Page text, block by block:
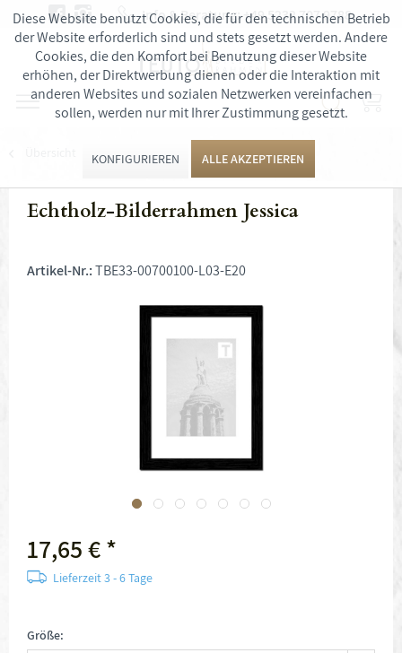
Info & Beratung:+49 5232 707 9788
Bilderrahmen
Echtholz-Bilderrahmen Jessica
Artikel-Nr.:TBE33-00700100-L03-E20
17,65 € *
Lieferzeit 3 - 6 Tage
Größe:
Diese Website benutzt Cookies, die für den technischen Betrieb
der Website erforderlich sind und stets gesetzt werden. Andere
Cookies, die den Komfort bei Benutzung dieser Website
erhöhen, der Direktwerbung dienen oder die Interaktion mit
anderen Websites und sozialen Netzwerken vereinfachen
sollen, werden nur mit Ihrer Zustimmung gesetzt.
KONFIGURIEREN ALLE AKZEPTIEREN